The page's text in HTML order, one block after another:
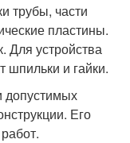
трубы, части
пластины.
Для устройства
шпильки и гайки.
допустимых
Его